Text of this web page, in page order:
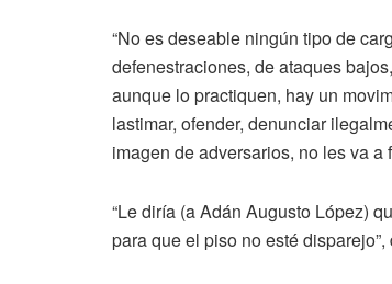
“No es deseable ningún tipo de
defenestraciones, de ataques
aunque lo practiquen, hay un
lastimar, ofender, denunciar
imagen de adversarios, no les va a
“Le diría (a Adán Augusto López)
para que el piso no esté disparejo”,